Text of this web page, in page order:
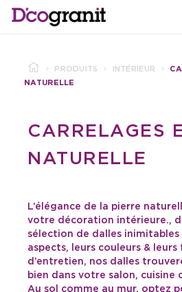
PRODUITS INTÉRIEUR
NATURELLE
CARRELAGES
NATURELLE
L’élégance de la pierre
votre décoration intérieure.,
sélection de dalles inimitables
aspects, leurs couleurs &
d’entretien, nos dalles
bien dans votre salon, cuisine
Au sol comme au mur, optez